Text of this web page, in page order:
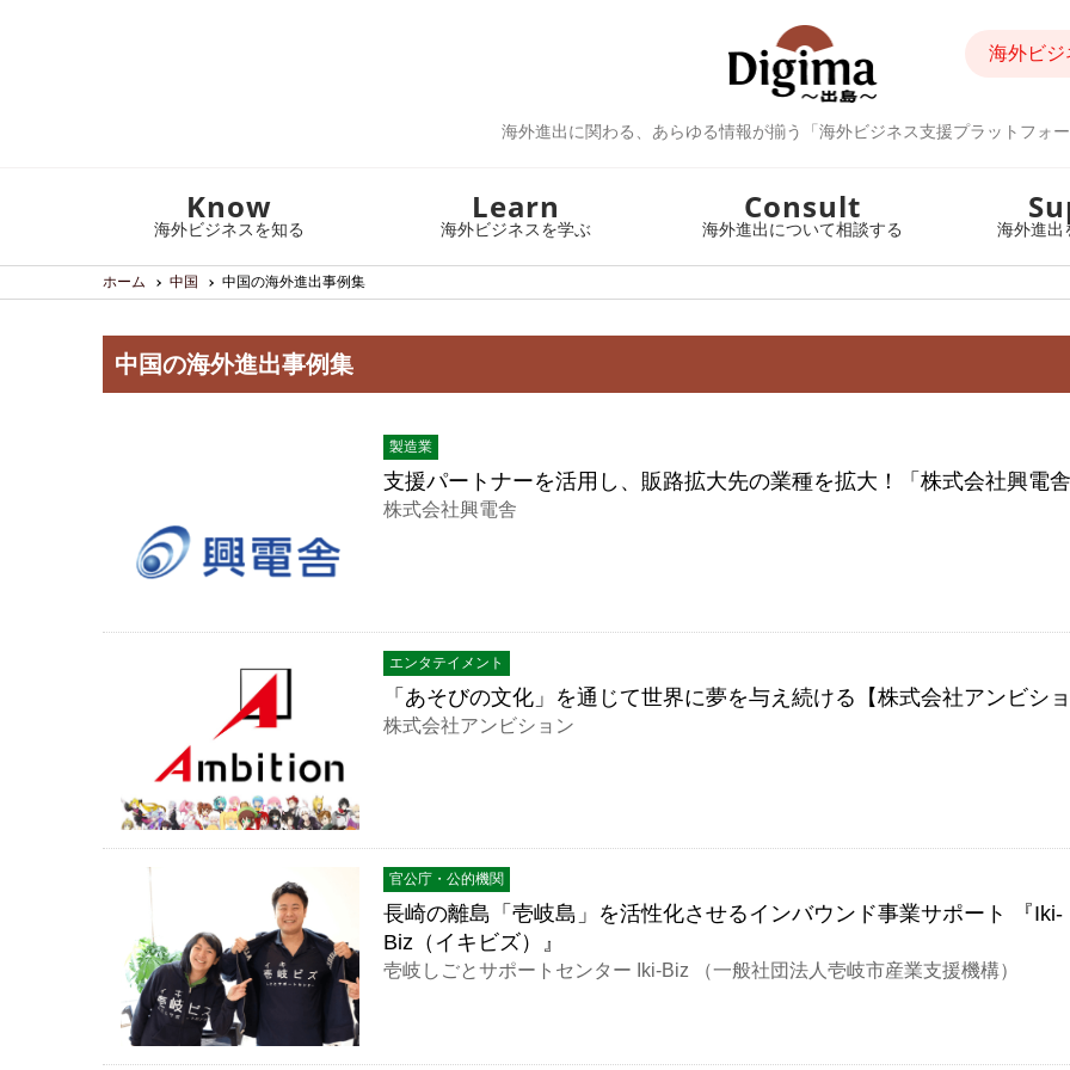
海外進出に関わる、あらゆる情報が揃う「海外ビジネス支援プラットフォ
海外ビジ
Know
海外ビジネスを知る
Learn
海外ビジネスを学ぶ
Consult
海外進出について相談する 海外進出
ホーム 中国 中国の海外進出事例集
中国の海外進出事例集
製造業
支援パートナーを活用し、販路拡大先の業種を拡大！「株式会社興電
株式会社興電舎
エンタテイメント
「あそびの文化」を通じて世界に夢を与え続ける【株式会社アンビシ
株式会社アンビション
官公庁・公的機関
長崎の離島「壱岐島」を活性化させるインバウンド事業サポート 『Iki-
Biz（イキビズ）』
壱岐しごとサポートセンター Iki-Biz （一般社団法人壱岐市産業支援機構）